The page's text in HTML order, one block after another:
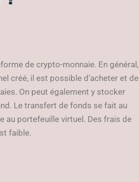
de crypto-monnaie. En général,
créé, il est possible d’acheter et de
On peut également y stocker
Le transfert de fonds se fait au
au portefeuille virtuel. Des frais de
faible.